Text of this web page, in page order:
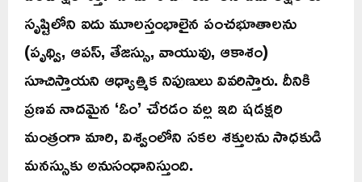
సృష్టిలోని ఐదు మూలస్తంభాలైన పంచభూతాలను
(పృథ్వి, ఆపస్, తేజస్సు, వాయువు, ఆకాశం)
సూచిస్తాయని ఆధ్యాత్మిక నిపుణులు వివరిస్తారు. దీనికి
ప్రణవ నాదమైన ‘ఓం’ చేరడం వల్ల ఇది షడక్షరి
మంత్రంగా మారి, విశ్వంలోని సకల శక్తులను సాధకుడి
మనస్సుకు అనుసంధానిస్తుంది.